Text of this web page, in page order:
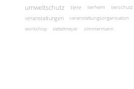
umweltschutz
tiere tierheim tierschutz
veranstaltungen veranstaltungsorganisation
workshop
zettelmeyer zimmermann